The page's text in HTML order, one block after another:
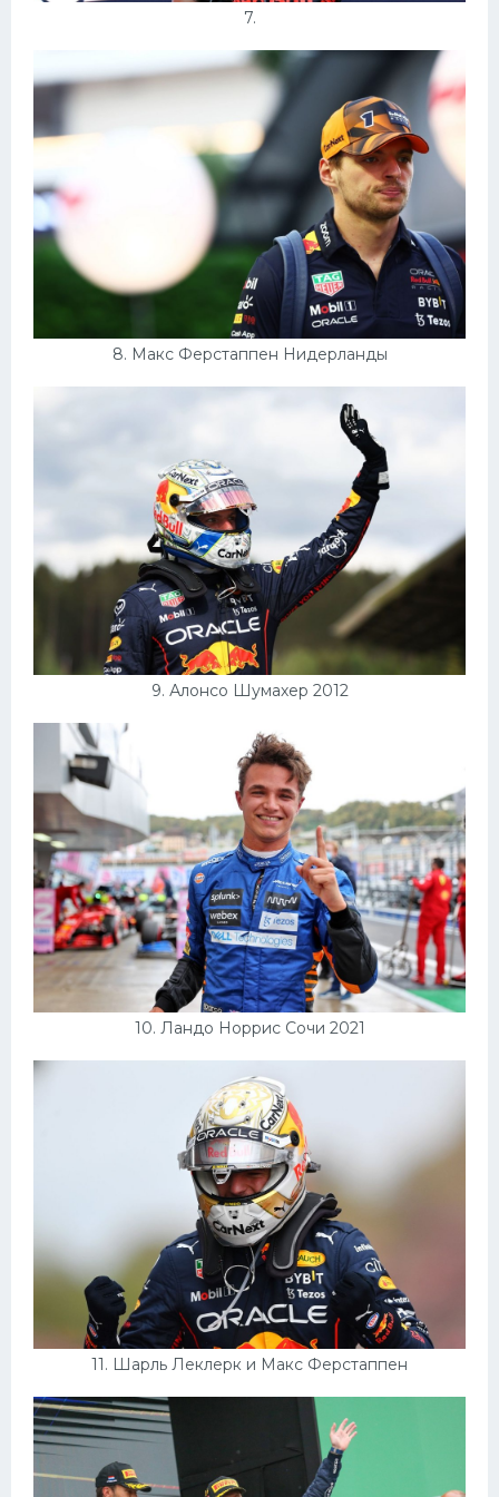
7.
8. Макс Ферстаппен Нидерланды
9. Алонсо Шумахер 2012
10. Ландо Норрис Сочи 2021
11. Шарль Леклерк и Макс Ферстаппен